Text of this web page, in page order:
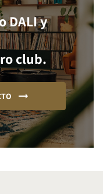
DALI y
club.